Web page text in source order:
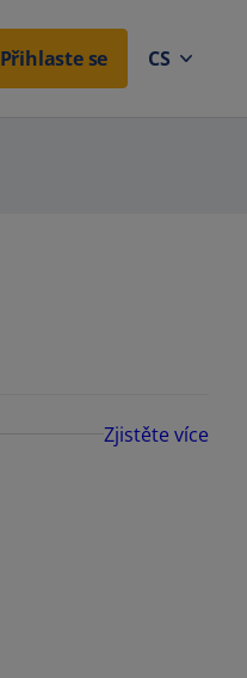
Přihlaste se CS
Zjistěte více